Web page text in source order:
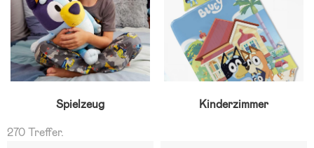
Spielzeug
Kinderzimmer
270 Treffer.